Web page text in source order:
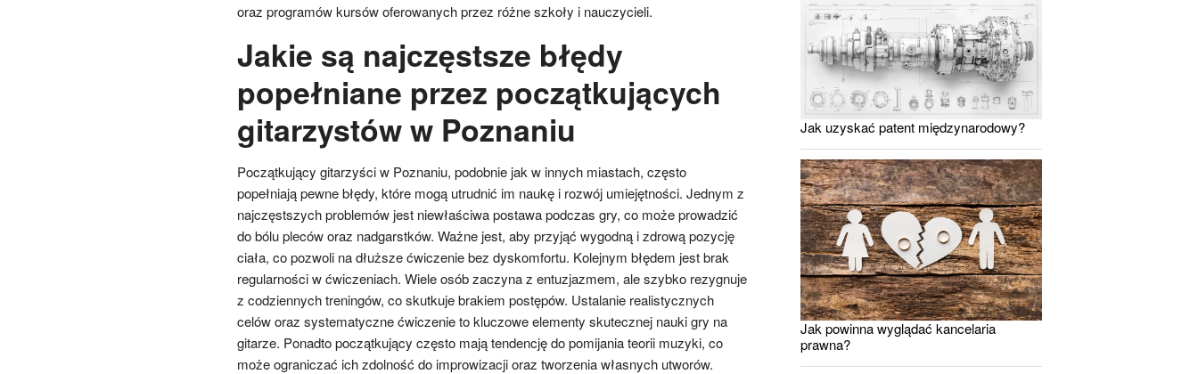
oraz programów kursów oferowanych przez różne szkoły i nauczycieli.
Jakie są najczęstsze błędy
popełniane przez początkujących
gitarzystów w Poznaniu
Początkujący gitarzyści w Poznaniu, podobnie jak w innych miastach, często
popełniają pewne błędy, które mogą utrudnić im naukę i rozwój umiejętności. Jednym z
najczęstszych problemów jest niewłaściwa postawa podczas gry, co może prowadzić
do bólu pleców oraz nadgarstków. Ważne jest, aby przyjąć wygodną i zdrową pozycję
ciała, co pozwoli na dłuższe ćwiczenie bez dyskomfortu. Kolejnym błędem jest brak
regularności w ćwiczeniach. Wiele osób zaczyna z entuzjazmem, ale szybko rezygnuje
z codziennych treningów, co skutkuje brakiem postępów. Ustalanie realistycznych
celów oraz systematyczne ćwiczenie to kluczowe elementy skutecznej nauki gry na
gitarze. Ponadto początkujący często mają tendencję do pomijania teorii muzyki, co
może ograniczać ich zdolność do improwizacji oraz tworzenia własnych utworów.
Jak uzyskać patent międzynarodowy?
Jak powinna wyglądać kancelaria
prawna?